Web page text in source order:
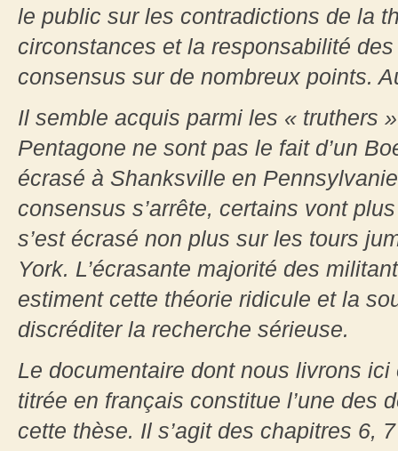
le public sur les contradictions de la
circonstances et la responsabilité
consensus sur de nombreux points.
Il semble acquis parmi les « truthers
Pentagone ne sont pas le fait d’un
écrasé à Shanksville en
consensus s’arrête, certains vont
s’est écrasé non plus sur les tours
York. L’écrasante majorité des
estiment cette théorie ridicule et la
discréditer la recherche sérieuse.
Le documentaire dont nous livrons
titrée en français constitue l’une des
cette thèse. Il s’agit des chapitres 6,